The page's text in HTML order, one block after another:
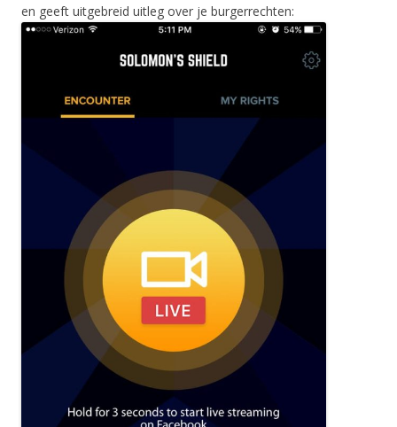
en geeft uitgebreid uitleg over je burgerrechten: